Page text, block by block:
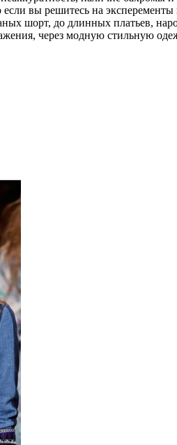
вы решитесь на
шорт, до длинных платьев,
через модную стильную